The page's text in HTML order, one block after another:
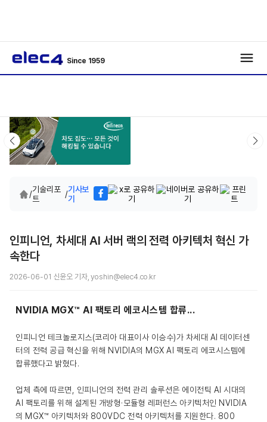
Since 1959
/기술리포
트
/기사보
기
인피니언, 차세대 AI 서버 랙의 전력 아키텍처 혁신 가
속한다
2026-06-01 신윤오 기자, yoshin@elec4.co.kr
NVIDIA MGX™ AI 팩토리 에코시스템 합류...
인피니언 테크놀로지스(코리아 대표이사 이승수)가 차세대 AI 데이터센
터의 전력 공급 혁신을 위해 NVIDIA의 MGX AI 팩토리 에코시스템에
합류했다고 밝혔다.
업체 측에 따르면, 인피니언의 전력 관리 솔루션은 에이전틱 AI 시대의
AI 팩토리를 위해 설계된 개방형·모듈형 레퍼런스 아키텍처인 NVIDIA
의 MGX™ 아키텍처와 800VDC 전력 아키텍처를 지원한다. 800